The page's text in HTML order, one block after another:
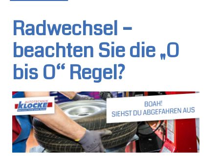
Radwechsel –
beachten Sie die „O
bis O“ Regel?